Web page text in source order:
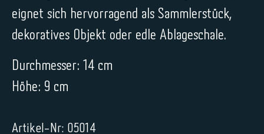
eignet sich hervorragend als Sammlerstück,
dekoratives Objekt oder edle Ablageschale.
Durchmesser: 14 cm
Höhe: 9 cm
Artikel-Nr: 05014